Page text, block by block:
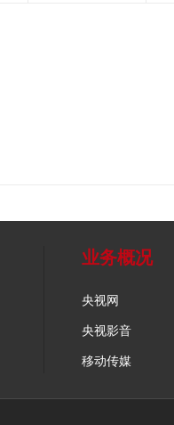
业务概况
央视网
央视影音
移动传媒